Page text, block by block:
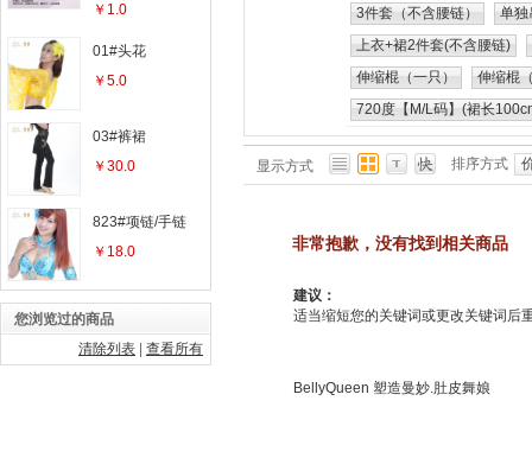
3件套（不含腰链）
单独
上衣+裙2件套(不含腰链)
伸缩棍（一只）
伸缩棍
720度【M/L码】(裙长
显示方式 排序方式
非常抱歉，没有找到相关商品
建议：
适当缩短您的关键词或更改关键词后
BellyQueen 塑造曼妙.肚皮舞娘
￥1.0
01#头花
￥5.0
03#裤裙
￥30.0
823#项链/手链
￥18.0
您浏览过的商品
清除列表
查看所有